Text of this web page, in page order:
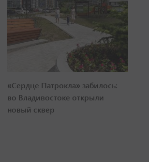
«Сердце Патрокла» забилось:
во Владивостоке открыли
новый сквер